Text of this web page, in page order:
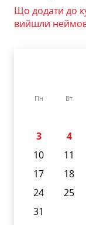
Що додати до
вийшли
Пн Вт
3
4
10
11
17
18
24
25
31